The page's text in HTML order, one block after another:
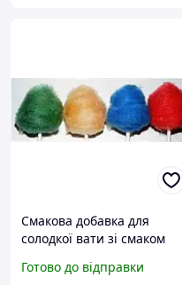
Смакова добавка для
солодкої вати зі смаком
Готово до відправки